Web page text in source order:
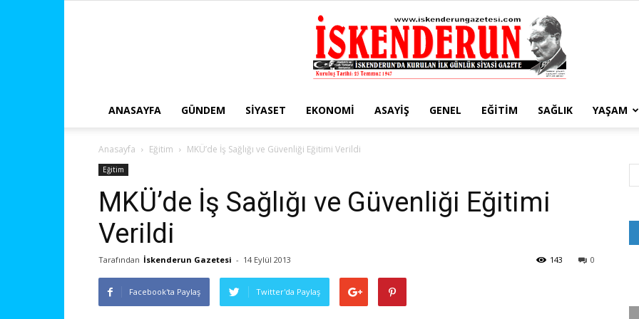
ANASAYFA GÜNDEM SIYASET EKONOMI ASAYIŞ GENEL EĞITIM SAĞLIK YAŞAM
Anasayfa Eğitim MKÜ’de İş Sağlığı ve Güvenliği Eğitimi Verildi
Eğitim
MKÜ’de İş Sağlığı ve Güvenliği Eğitimi
Verildi
Tarafından İskenderun Gazetesi - 14 Eylül 2013 0
143
Facebook'ta Paylaş Twitter'da Paylaş